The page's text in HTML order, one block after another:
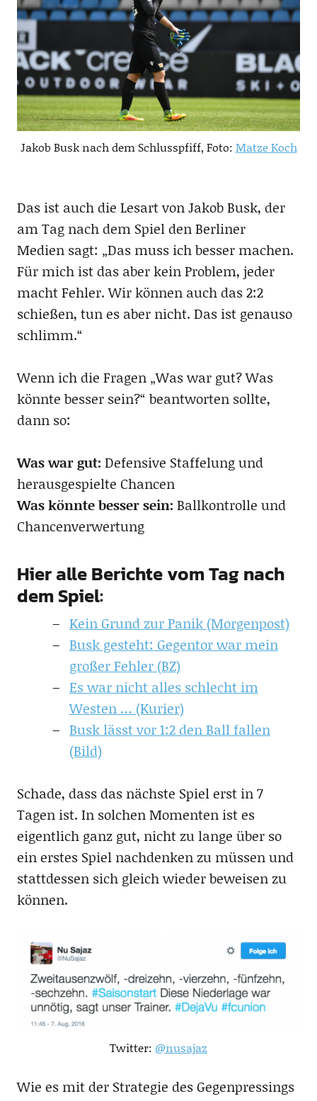
Jakob Busk nach dem Schlusspfiff, Foto: Matze Koch
Das ist auch die Lesart von Jakob Busk, der
am Tag nach dem Spiel den Berliner
Medien sagt: „Das muss ich besser machen.
Für mich ist das aber kein Problem, jeder
macht Fehler. Wir können auch das 2:2
schießen, tun es aber nicht. Das ist genauso
schlimm.“
Wenn ich die Fragen „Was war gut? Was
könnte besser sein?“ beantworten sollte,
dann so:
Was war gut: Defensive Staffelung und
herausgespielte Chancen
Was könnte besser sein: Ballkontrolle und
Chancenverwertung
Hier alle Berichte vom Tag nach
dem Spiel:
Kein Grund zur Panik (Morgenpost)
Busk gesteht: Gegentor war mein
großer Fehler (BZ)
Es war nicht alles schlecht im
Westen … (Kurier)
Busk lässt vor 1:2 den Ball fallen
(Bild)
Schade, dass das nächste Spiel erst in 7
Tagen ist. In solchen Momenten ist es
eigentlich ganz gut, nicht zu lange über so
ein erstes Spiel nachdenken zu müssen und
stattdessen sich gleich wieder beweisen zu
können.
Twitter: @nusajaz
Wie es mit der Strategie des Gegenpressings